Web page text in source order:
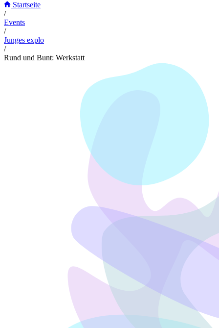
Startseite
/
Events
/
Junges explo
/
Rund und Bunt: Werkstatt